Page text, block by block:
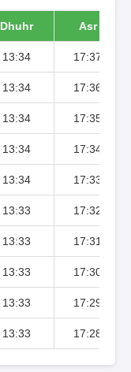
Dhuhr Asr
13:34 17:37
13:34 17:36
13:34 17:35
13:34 17:34
13:34 17:33
13:33 17:32
13:33 17:31
13:33 17:30
13:33 17:29
13:33 17:28